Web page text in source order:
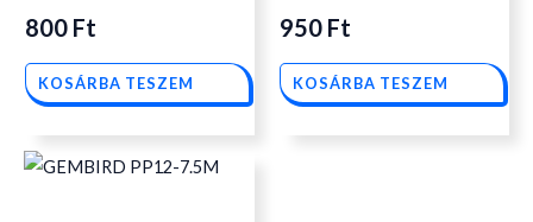
800 Ft
KOSÁRBA TESZEM
950 Ft
KOSÁRBA TESZEM